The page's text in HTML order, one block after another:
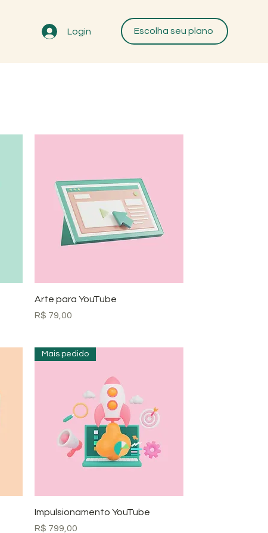
Escolha seu plano
Login
Visualização rápida
Arte para YouTube
Preço
R$ 79,00
Visualização rápida
Mais pedido
Impulsionamento YouTube
Preço
R$ 799,00